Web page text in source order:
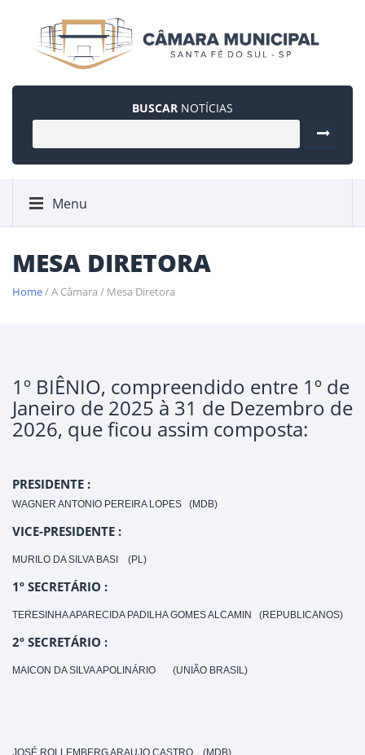
BUSCAR NOTÍCIAS
Menu
MESA DIRETORA
Home/ A Câmara / Mesa Diretora
1º BIÊNIO, compreendido entre 1º de
Janeiro de 2025 à 31 de Dezembro de
2026, que ficou assim composta:
PRESIDENTE :
WAGNER ANTONIO PEREIRA LOPES (MDB)
VICE-PRESIDENTE :
MURILO DA SILVA BASI (PL)
1º SECRETÁRIO :
TERESINHA APARECIDA PADILHA GOMES ALCAMIN (REPUBLICANOS)
2º SECRETÁRIO :
MAICON DA SILVA APOLINÁRIO (UNIÃO BRASIL)
JOSÉ ROLLEMBERG ARAUJO CASTRO (MDB)